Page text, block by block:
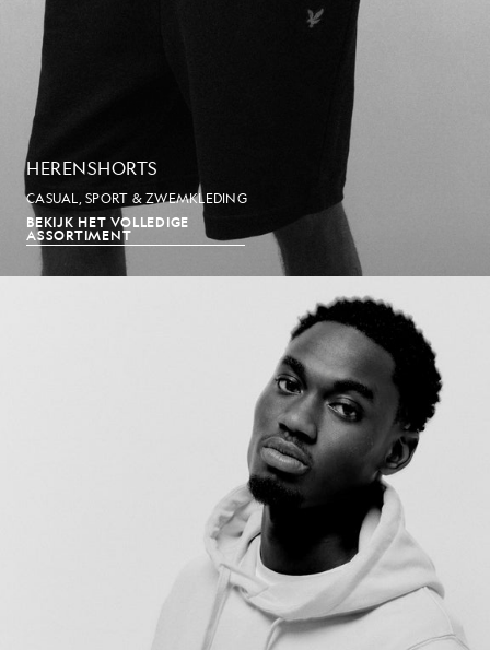
HERENSHORTS
CASUAL, SPORT & ZWEMKLEDING
BEKIJK HET VOLLEDIGE
ASSORTIMENT